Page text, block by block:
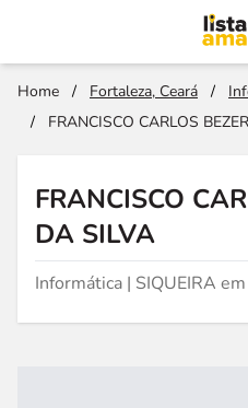
Home / Fortaleza, Ceará /
/
FRANCISCO CARLOS
FRANCISCO
DA SILVA
Informática | SIQUEIRA